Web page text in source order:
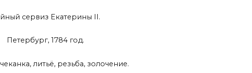
сервиз Екатерины II.
Петербург, 1784 год.
литьё, резьба, золочение.